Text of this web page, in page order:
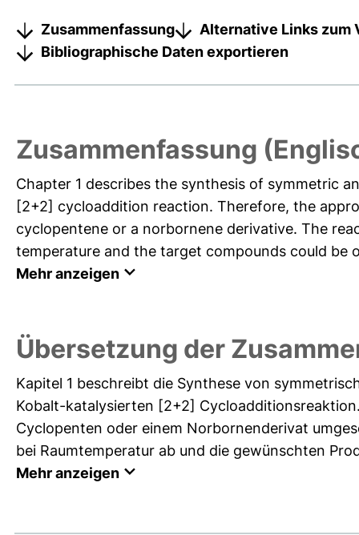
Zusammenfassung
Alternative Links zum
Bibliographische Daten exportieren
Zusammenfassung
Chapter 1 describes the synthesis of symmetric
[2+2] cycloaddition reaction. Therefore, the
cyclopentene or a norbornene derivative. The
temperature and the target compounds could be
Mehr anzeigen
Übersetzung der
Kapitel 1 beschreibt die Synthese von
Kobalt-katalysierten [2+2]
Cyclopenten oder einem Norbornenderivat
bei Raumtemperatur ab und die gewünschten
Mehr anzeigen